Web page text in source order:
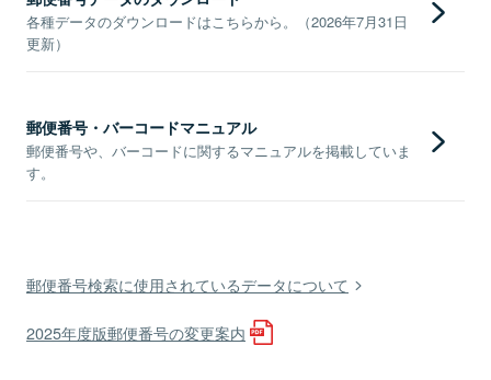
各種データのダウンロードはこちらから。（2026年7月31日
更新）
郵便番号・バーコードマニュアル
郵便番号や、バーコードに関するマニュアルを掲載していま
す。
郵便番号検索に使用されているデータについて
2025年度版郵便番号の変更案内